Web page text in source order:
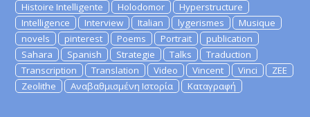
Histoire Intelligente
Holodomor
Hyperstructure
Intelligence
Interview Italian lygerismes
Musique
novels
pinterest Poems Portrait
publication
Sahara
Spanish Strategie Talks
Traduction
Transcription
Translation Video Vincent Vinci
ZEE
Zeolithe
Αναβαθμισμένη Ιστορία Καταγραφή